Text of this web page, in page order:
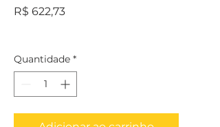
R$ 622,73Preço
Quantidade *